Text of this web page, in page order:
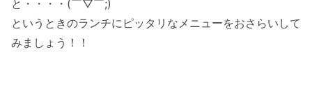
と・・・・(￣▽￣;)
というときのランチにピッタリなメニューをおさらいして
みましょう！！